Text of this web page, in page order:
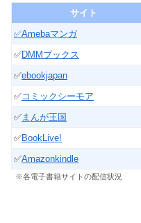
サイト
✅Amebaマンガ
✅DMMブックス
✅ebookjapan
✅コミックシーモア
✅まんが王国
✅BookLive!
✅Amazonkindle
※各電子書籍サイトの配信状況